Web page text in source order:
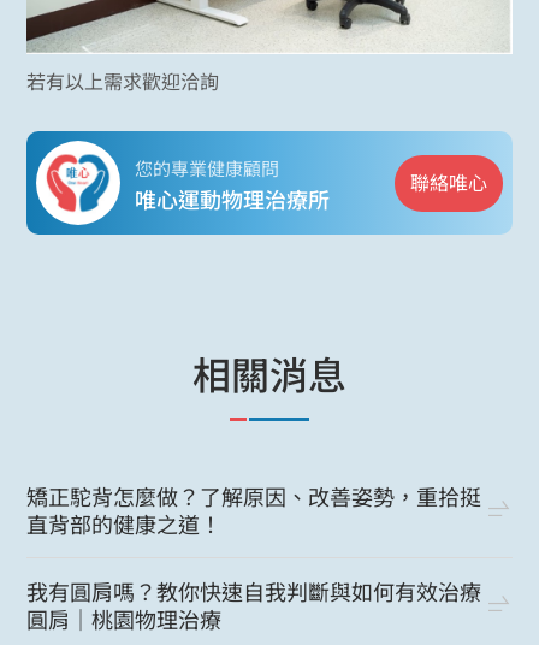
若有以上需求歡迎洽詢
您的專業健康顧問
唯心運動物理治療所
聯絡唯心
相關消息
矯正駝背怎麼做？了解原因、改善姿勢，重拾挺
直背部的健康之道！
我有圓肩嗎？教你快速自我判斷與如何有效治療
圓肩｜桃園物理治療